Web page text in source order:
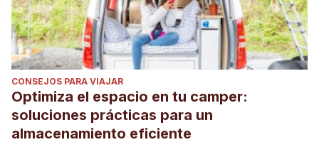
CONSEJOS PARA VIAJAR
Optimiza el espacio en tu camper:
soluciones prácticas para un
almacenamiento eficiente